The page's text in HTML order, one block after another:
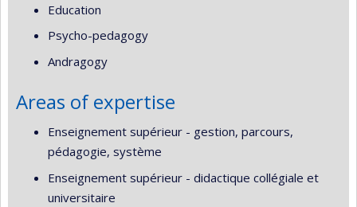
Education
Psycho-pedagogy
Andragogy
Areas of expertise
Enseignement supérieur - gestion, parcours,
pédagogie, système
Enseignement supérieur - didactique collégiale et
universitaire